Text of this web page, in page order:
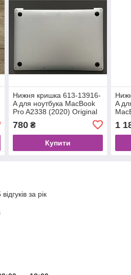
Нижня кришка 613-13916-
A для ноутбука MacBook
Pro A2338 (2020) Original
780₴
Купити
A
1
за рік